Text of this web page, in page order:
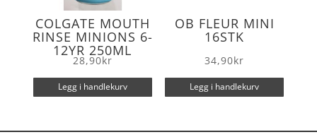
COLGATE MOUTH
RINSE MINIONS 6-
12YR 250ML
28,90kr
Legg i handlekurv
OB FLEUR MINI
16STK
34,90kr
Legg i handlekurv